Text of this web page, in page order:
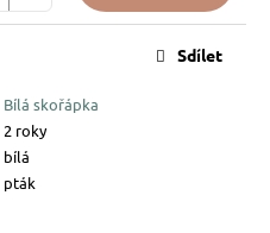
Bílá skořápka
2 roky
bílá
pták
Sdílet